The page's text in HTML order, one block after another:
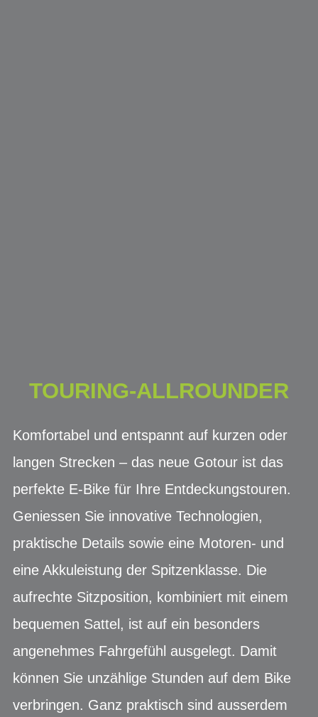
TOURING-ALLROUNDER
Komfortabel und entspannt auf kurzen oder
langen Strecken – das neue Gotour ist das
perfekte E-Bike für Ihre Entdeckungstouren.
Geniessen Sie innovative Technologien,
praktische Details sowie eine Motoren- und
eine Akkuleistung der Spitzenklasse. Die
aufrechte Sitzposition, kombiniert mit einem
bequemen Sattel, ist auf ein besonders
angenehmes Fahrgefühl ausgelegt. Damit
können Sie unzählige Stunden auf dem Bike
verbringen. Ganz praktisch sind ausserdem